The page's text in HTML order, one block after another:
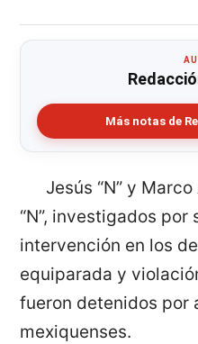
Más notas de
Jesús “N” y
“N”, investigados por
intervención en los
equiparada y
fueron detenidos por
mexiquenses.